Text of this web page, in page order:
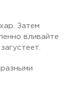
Затем
вливайте